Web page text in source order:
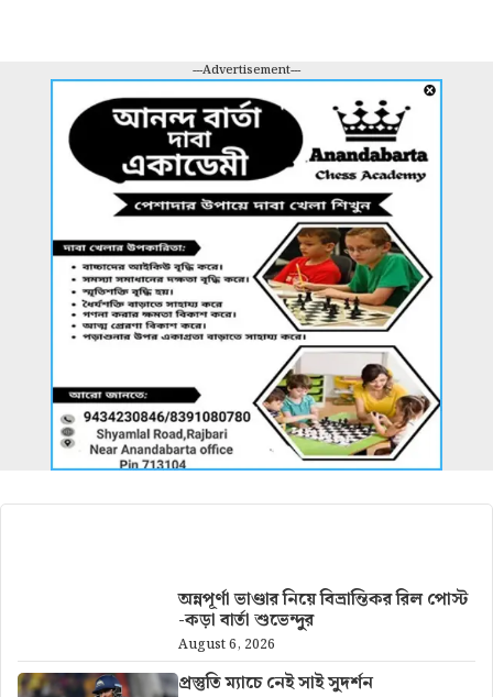
---Advertisement---
অন্নপূর্ণা ভাণ্ডার নিয়ে বিভ্রান্তিকর রিল পোস্ট
-কড়া বার্তা শুভেন্দুর
August 6, 2026
প্রস্তুতি ম্যাচে নেই সাই সুদর্শন